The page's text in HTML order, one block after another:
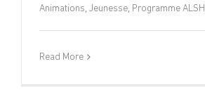
Animations, Jeunesse, Programme ALSH
Read More